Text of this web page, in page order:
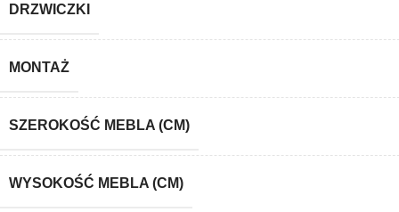
DRZWICZKI
MONTAŻ
SZEROKOŚĆ MEBLA (CM)
WYSOKOŚĆ MEBLA (CM)